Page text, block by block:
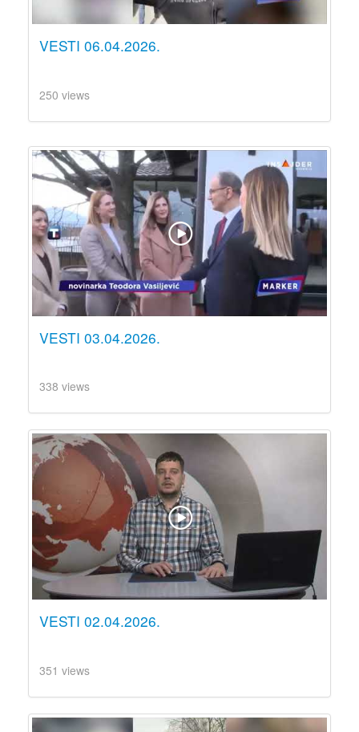
VESTI 06.04.2026.
250 views
VESTI 03.04.2026.
338 views
VESTI 02.04.2026.
351 views